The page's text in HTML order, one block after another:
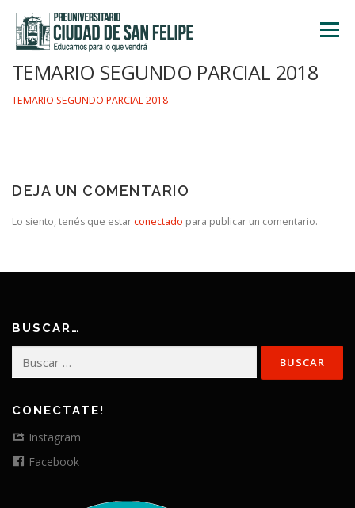
contenido
Menú
TEMARIO SEGUNDO PARCIAL 2018
TEMARIO SEGUNDO PARCIAL 2018
DEJA UN COMENTARIO
Lo siento, tenés que estar conectado para publicar un comentario.
BUSCAR…
CONECTATE!
Instagram
Facebook